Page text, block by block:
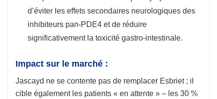
d’éviter les effets secondaires neurologiques des
inhibiteurs pan-PDE4 et de réduire
significativement la toxicité gastro-intestinale.
Impact sur le marché :
Jascayd ne se contente pas de remplacer Esbriet ; il
cible également les patients « en attente » – les 30 %